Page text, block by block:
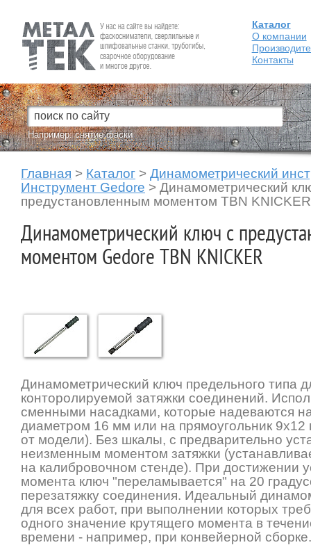
Fein — Профессиональный электроинструмент для обработки
металла.
Каталог
О компании
Контакты
Например:снятие фаски
Главная > Каталог > Динамометрический
Инструмент Gedore > Динамометрический
предустановленным моментом TBN KNICKER
Динамометрический ключ с
моментом Gedore TBN KNICKER
Динамометрический ключ предельного типа
конторолируемой затяжки соединений.
сменными насадками, которые надеваются
диаметром 16 мм или на прямоугольник 9х12
от модели). Без шкалы, с предварительно
неизменным моментом затяжки
на калибровочном стенде). При достижении
момента ключ "переламывается" на 20
перезатяжку соединения. Идеальный
для всех работ, при выполнении которых
одного значение крутящего момента в
времени - например, при конвейерной сборке.